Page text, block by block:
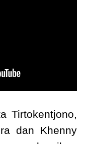
Tirtokentjono,
dan Khenny